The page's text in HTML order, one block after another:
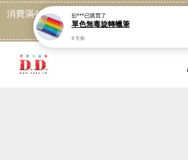
消費滿499免運喔, 記得加LINE:@dede168
點我
您的購物車目前還是